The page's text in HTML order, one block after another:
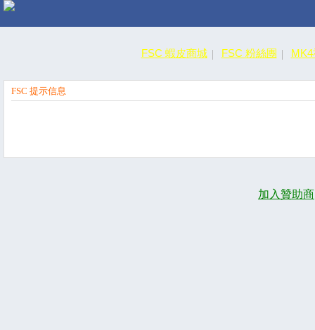
FSC 蝦皮商城 FSC 粉絲團
FSC 提示信息
加入贊助商